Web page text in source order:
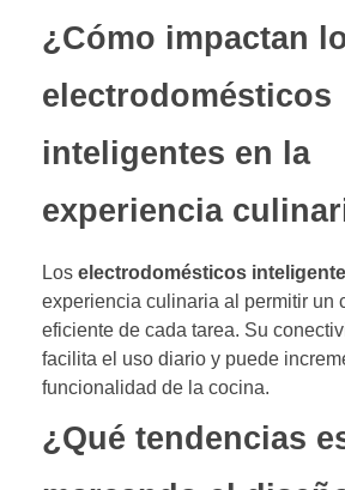
¿Cómo impactan
electrodomésticos
inteligentes en la
experiencia
Los electrodomésticos
experiencia culinaria al permitir un
eficiente de cada tarea. Su
facilita el uso diario y puede
funcionalidad de la cocina.
¿Qué tendencias